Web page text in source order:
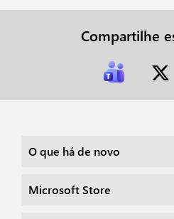
Compartilhe
O que há de novo
Microsoft Store